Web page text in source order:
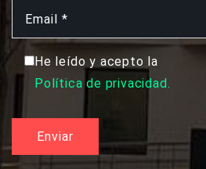
He leído y acepto la
Política de privacidad.